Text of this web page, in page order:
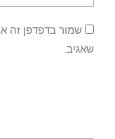
שמור בדפדפן זה
שאגיב.